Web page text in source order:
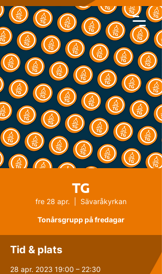
TG
fre 28 apr. Sävaråkyrkan
Tonårsgrupp på fredagar
Tid & plats
28 apr. 2023 19:00 – 22:30